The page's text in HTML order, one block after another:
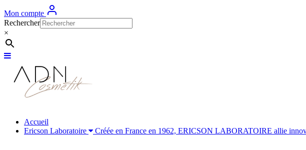
Mon compte
Rechercher
×
Accueil
Ericson Laboratoire
Créée en France en 1962, ERICSON LABORATOIRE allie